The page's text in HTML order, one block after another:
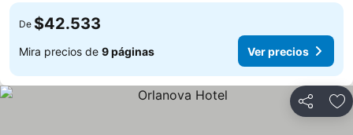
De $42.533
Mira precios de 9 páginas Ver precios
Compartir